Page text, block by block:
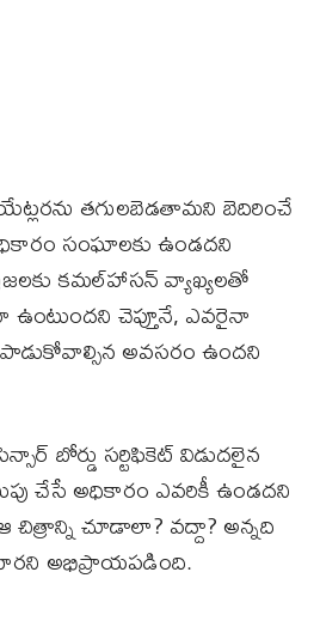
తగులబెడతామని బెదిరించే
సంఘాలకు ఉండదని
కమల్‌హాసన్ వ్యాఖ్యలతో
ఉంటుందని చెప్తూనే, ఎవరైనా
అవసరం ఉందని
బోర్డు సర్టిఫికెట్ విడుదలైన
చేసే అధికారం ఎవరికీ ఉండదని
చూడాలా? వద్దా? అన్నది
అభిప్రాయపడింది.